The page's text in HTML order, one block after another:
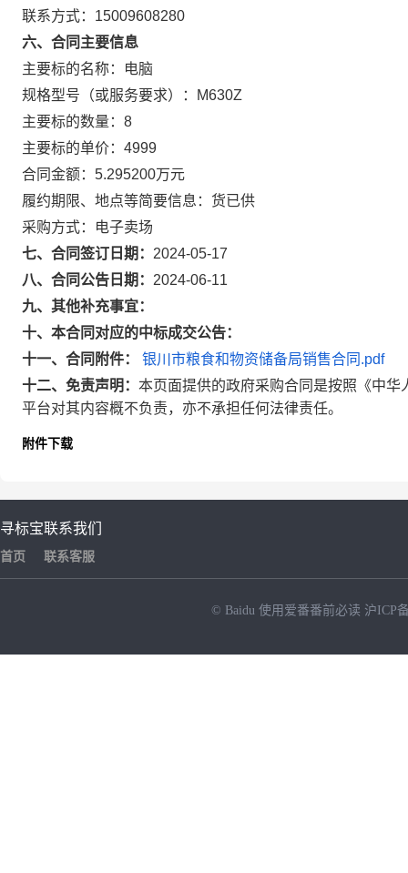
联系方式：15009608280
六、合同主要信息
主要标的名称：电脑
规格型号（或服务要求）：M630Z
主要标的数量：8
主要标的单价：4999
合同金额：5.295200万元
履约期限、地点等简要信息：货已供
采购方式：电子卖场
七、合同签订日期： 2024-05-17
八、合同公告日期： 2024-06-11
九、其他补充事宜：
十、本合同对应的中标成交公告：
十一、合同附件：
银川市粮食和物资储备局销售合同.pdf
十二、免责声明： 本页面提供的政府采购合同是按照《中
平台对其内容概不负责，亦不承担任何法律责任。
附件下载
寻标宝
首页
联系我们
联系客服
© Baidu 使用爱番番前必读 沪ICP